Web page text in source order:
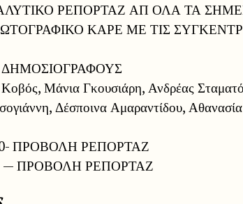
ΡΕΠΟΡΤΑΖ ΑΠ ΟΛΑ ΤΑ
ΚΑΡΕ ΜΕ ΤΙΣ
Μάνια Γκουσιάρη, Ανδρέας
Δέσποινα Αμαραντίδου,
ΠΡΟΒΟΛΗ ΡΕΠΟΡΤΑΖ
— ΠΡΟΒΟΛΗ ΡΕΠΟΡΤΑΖ